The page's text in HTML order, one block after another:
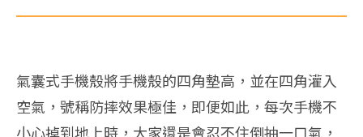
氣囊式手機殼將手機殼的四角墊高，並在四角灌入
空氣，號稱防摔效果極佳，即便如此，每次手機不
小心掉到地上時，大家還是會忍不住倒抽一口氣，